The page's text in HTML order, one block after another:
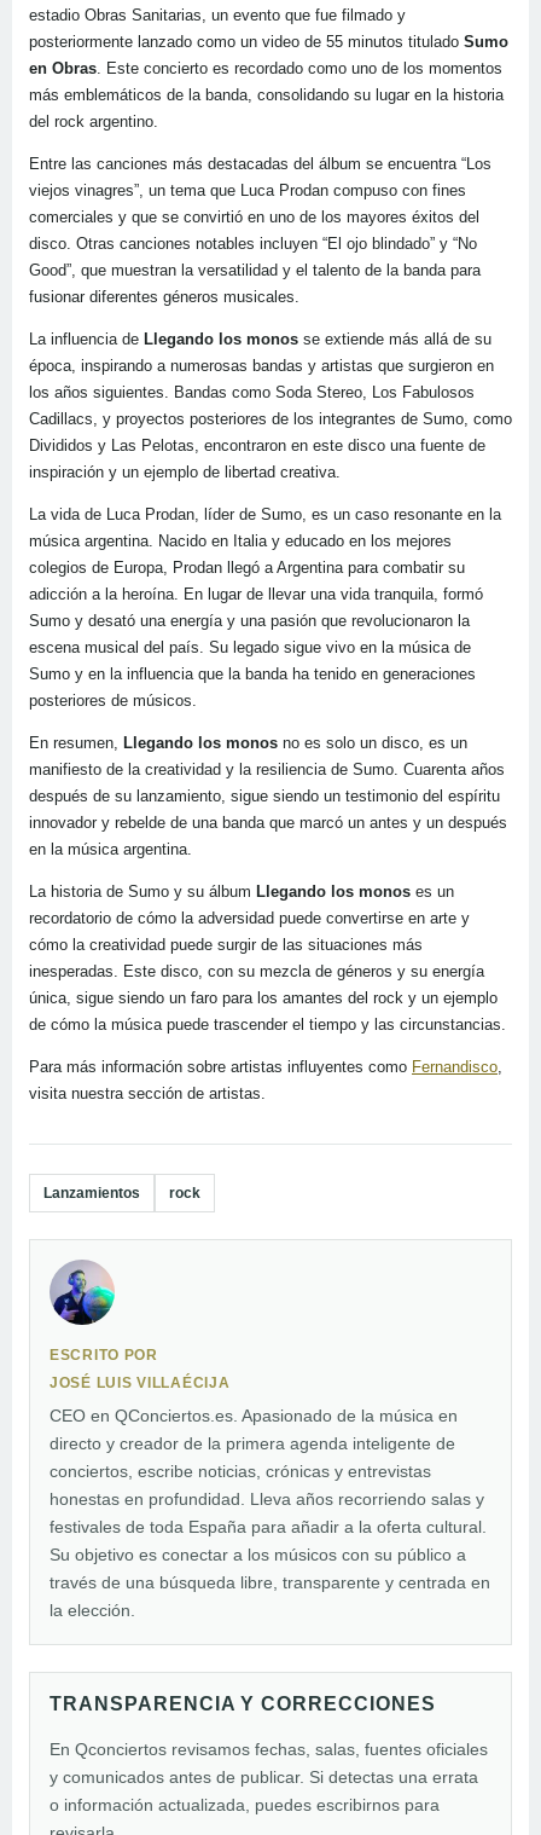
estadio Obras Sanitarias, un evento que fue filmado y
posteriormente lanzado como un video de 55 minutos titulado Sumo
en Obras. Este concierto es recordado como uno de los momentos
más emblemáticos de la banda, consolidando su lugar en la historia
del rock argentino.
Entre las canciones más destacadas del álbum se encuentra “Los
viejos vinagres”, un tema que Luca Prodan compuso con fines
comerciales y que se convirtió en uno de los mayores éxitos del
disco. Otras canciones notables incluyen “El ojo blindado” y “No
Good”, que muestran la versatilidad y el talento de la banda para
fusionar diferentes géneros musicales.
La influencia de Llegando los monos se extiende más allá de su
época, inspirando a numerosas bandas y artistas que surgieron en
los años siguientes. Bandas como Soda Stereo, Los Fabulosos
Cadillacs, y proyectos posteriores de los integrantes de Sumo, como
Divididos y Las Pelotas, encontraron en este disco una fuente de
inspiración y un ejemplo de libertad creativa.
La vida de Luca Prodan, líder de Sumo, es un caso resonante en la
música argentina. Nacido en Italia y educado en los mejores
colegios de Europa, Prodan llegó a Argentina para combatir su
adicción a la heroína. En lugar de llevar una vida tranquila, formó
Sumo y desató una energía y una pasión que revolucionaron la
escena musical del país. Su legado sigue vivo en la música de
Sumo y en la influencia que la banda ha tenido en generaciones
posteriores de músicos.
En resumen, Llegando los monos no es solo un disco, es un
manifiesto de la creatividad y la resiliencia de Sumo. Cuarenta años
después de su lanzamiento, sigue siendo un testimonio del espíritu
innovador y rebelde de una banda que marcó un antes y un después
en la música argentina.
La historia de Sumo y su álbum Llegando los monos es un
recordatorio de cómo la adversidad puede convertirse en arte y
cómo la creatividad puede surgir de las situaciones más
inesperadas. Este disco, con su mezcla de géneros y su energía
única, sigue siendo un faro para los amantes del rock y un ejemplo
de cómo la música puede trascender el tiempo y las circunstancias.
Para más información sobre artistas influyentes como Fernandisco,
visita nuestra sección de artistas.
Lanzamientos rock
ESCRITO POR
JOSÉ LUIS VILLAÉCIJA
CEO en QConciertos.es. Apasionado de la música en
directo y creador de la primera agenda inteligente de
conciertos, escribe noticias, crónicas y entrevistas
honestas en profundidad. Lleva años recorriendo salas y
festivales de toda España para añadir a la oferta cultural.
Su objetivo es conectar a los músicos con su público a
través de una búsqueda libre, transparente y centrada en
la elección.
TRANSPARENCIA Y CORRECCIONES
En Qconciertos revisamos fechas, salas, fuentes oficiales
y comunicados antes de publicar. Si detectas una errata
o información actualizada, puedes escribirnos para